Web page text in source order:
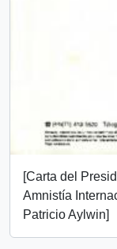
[Carta del
Amnistía
Patricio Aylwin]